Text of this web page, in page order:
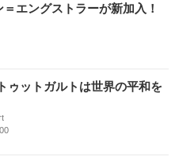
エングストラーが新加入！
ゥットガルトは世界の平和を